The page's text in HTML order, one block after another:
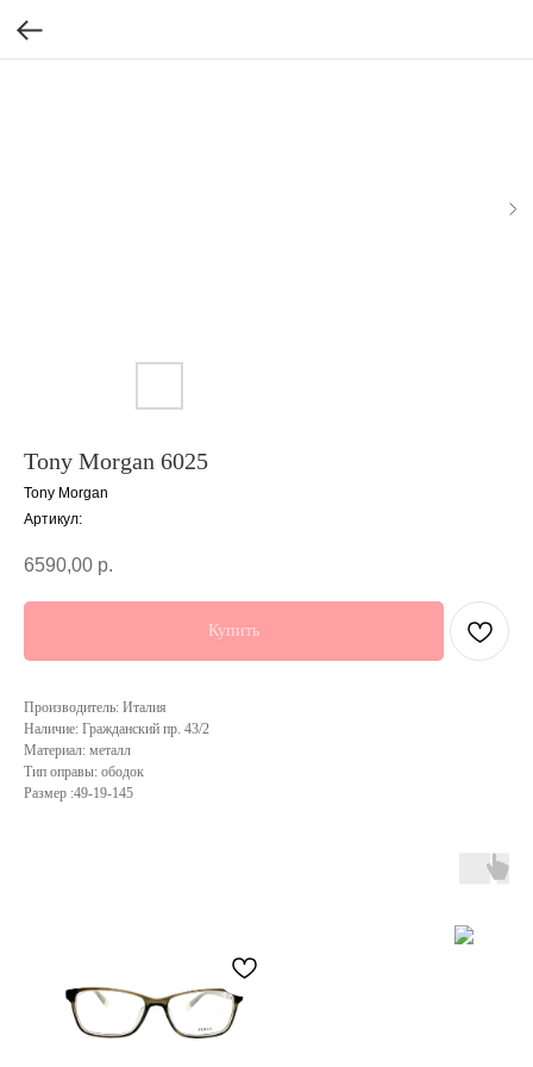
Tony Morgan 6025
Tony Morgan
Артикул:
6590,00 р.
Купить
Производитель: Италия
Наличие: Гражданский пр. 43/2
Материал: металл
Тип оправы: ободок
Размер :49-19-145